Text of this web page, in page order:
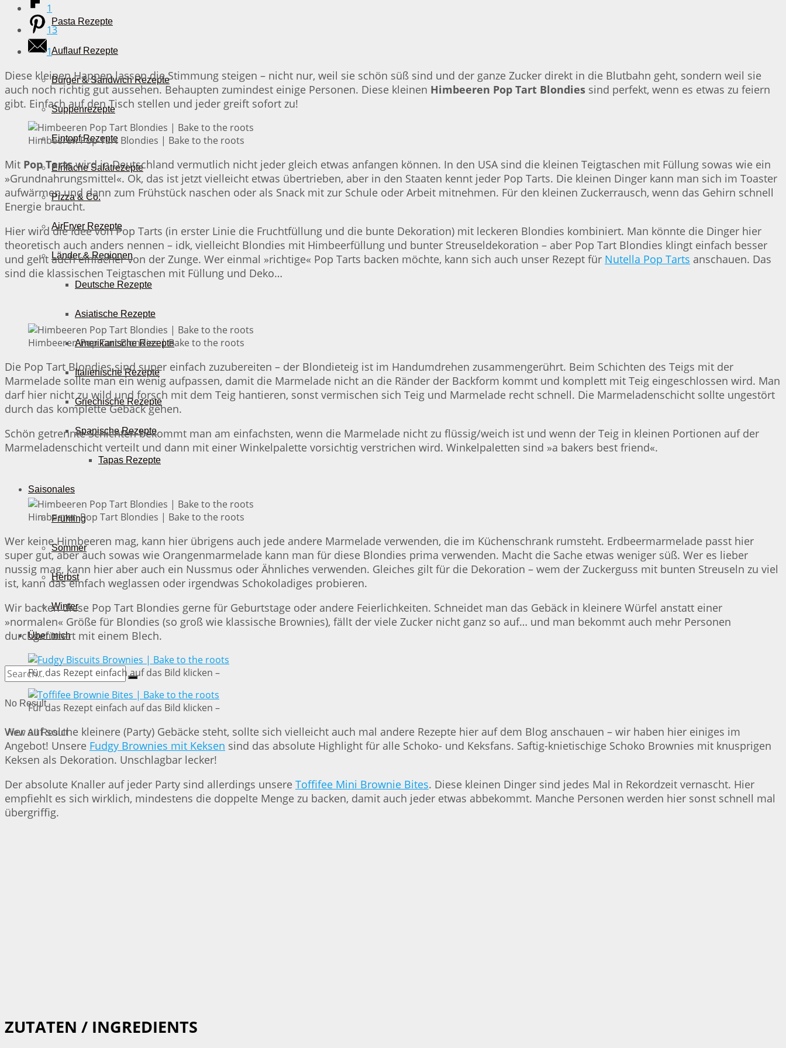
Pasta Rezepte
Auflauf Rezepte
Burger & Sandwich Rezepte
Suppenrezepte
Eintopf Rezepte
Einfache Salatrezepte
Pizza & Co.
AirFryer Rezepte
Länder & Regionen
Deutsche Rezepte
Asiatische Rezepte
Amerikanische Rezepte
Italienische Rezepte
Griechische Rezepte
Spanische Rezepte
Tapas Rezepte
Saisonales
Frühling
Sommer
Herbst
Winter
Über mich
No Result
View All Result
1
13
1
Diese kleinen Happen lassen die Stimmung steigen – nicht nur, weil sie schön süß sind und der ganze Zucker direkt in die Blutbahn geht, sondern weil sie
auch noch richtig gut aussehen. Behaupten zumindest einige Personen. Diese kleinen Himbeeren Pop Tart Blondies sind perfekt, wenn es etwas zu feiern
gibt. Einfach auf den Tisch stellen und jeder greift sofort zu!
Himbeeren Pop Tart Blondies | Bake to the roots
Mit Pop Tartswird in Deutschland vermutlich nicht jeder gleich etwas anfangen können. In den USA sind die kleinen Teigtaschen mit Füllung sowas wie ein
»Grundnahrungsmittel«. Ok, das ist jetzt vielleicht etwas übertrieben, aber in den Staaten kennt jeder Pop Tarts. Die kleinen Dinger kann man sich im Toaster
aufwärmen und dann zum Frühstück naschen oder als Snack mit zur Schule oder Arbeit mitnehmen. Für den kleinen Zuckerrausch, wenn das Gehirn schnell
Energie braucht.
Hier wird die Idee von Pop Tarts (in erster Linie die Fruchtfüllung und die bunte Dekoration) mit leckeren Blondies kombiniert. Man könnte die Dinger hier
theoretisch auch anders nennen – idk, vielleicht Blondies mit Himbeerfüllung und bunter Streuseldekoration – aber Pop Tart Blondies klingt einfach besser
und geht auch einfacher von der Zunge. Wer einmal »richtige« Pop Tarts backen möchte, kann sich auch unser Rezept für Nutella Pop Tarts anschauen. Das
sind die klassischen Teigtaschen mit Füllung und Deko…
Himbeeren Pop Tart Blondies | Bake to the roots
Die Pop Tart Blondies sind super einfach zuzubereiten – der Blondieteig ist im Handumdrehen zusammengerührt. Beim Schichten des Teigs mit der
Marmelade sollte man ein wenig aufpassen, damit die Marmelade nicht an die Ränder der Backform kommt und komplett mit Teig eingeschlossen wird. Man
darf hier nicht zu wild und forsch mit dem Teig hantieren, sonst vermischen sich Teig und Marmelade recht schnell. Die Marmeladenschicht sollte ungestört
durch das komplette Gebäck gehen.
Schön getrennte Schichten bekommt man am einfachsten, wenn die Marmelade nicht zu flüssig/weich ist und wenn der Teig in kleinen Portionen auf der
Marmeladenschicht verteilt und dann mit einer Winkelpalette vorsichtig verstrichen wird. Winkelpaletten sind »a bakers best friend«.
Himbeeren Pop Tart Blondies | Bake to the roots
Wer keine Himbeeren mag, kann hier übrigens auch jede andere Marmelade verwenden, die im Küchenschrank rumsteht. Erdbeermarmelade passt hier
super gut, aber auch sowas wie Orangenmarmelade kann man für diese Blondies prima verwenden. Macht die Sache etwas weniger süß. Wer es lieber
nussig mag, kann hier aber auch ein Nussmus oder Ähnliches verwenden. Gleiches gilt für die Dekoration – wem der Zuckerguss mit bunten Streuseln zu viel
ist, kann das einfach weglassen oder irgendwas Schokoladiges probieren.
Wir backen diese Pop Tart Blondies gerne für Geburtstage oder andere Feierlichkeiten. Schneidet man das Gebäck in kleinere Würfel anstatt einer
»normalen« Größe für Blondies (so groß wie klassische Brownies), fällt der viele Zucker nicht ganz so auf… und man bekommt auch mehr Personen
durchgefüttert mit einem Blech.
Für das Rezept einfach auf das Bild klicken –
Für das Rezept einfach auf das Bild klicken –
Wer auf solche kleinere (Party) Gebäcke steht, sollte sich vielleicht auch mal andere Rezepte hier auf dem Blog anschauen – wir haben hier einiges im
Angebot! Unsere Fudgy Brownies mit Keksen sind das absolute Highlight für alle Schoko- und Keksfans. Saftig-knietischige Schoko Brownies mit knusprigen
Keksen als Dekoration. Unschlagbar lecker!
Der absolute Knaller auf jeder Party sind allerdings unsere Toffifee Mini Brownie Bites. Diese kleinen Dinger sind jedes Mal in Rekordzeit vernascht. Hier
empfiehlt es sich wirklich, mindestens die doppelte Menge zu backen, damit auch jeder etwas abbekommt. Manche Personen werden hier sonst schnell mal
übergriffig.
ZUTATEN / INGREDIENTS